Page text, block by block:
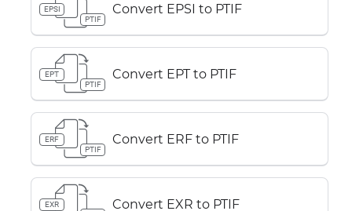
EPSI
PTIF
Convert EPSI to PTIF
EPT
PTIF
Convert EPT to PTIF
ERF
PTIF
Convert ERF to PTIF
EXR
Convert EXR to PTIF